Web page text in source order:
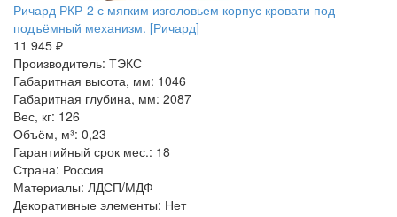
Ричард РКР-2 с мягким изголовьем корпус кровати под
подъёмный механизм. [Ричард]
11 945 ₽
Производитель: ТЭКС
Габаритная высота, мм: 1046
Габаритная глубина, мм: 2087
Вес, кг: 126
Объём, м³: 0,23
Гарантийный срок мес.: 18
Страна: Россия
Материалы: ЛДСП/МДФ
Декоративные элементы: Нет